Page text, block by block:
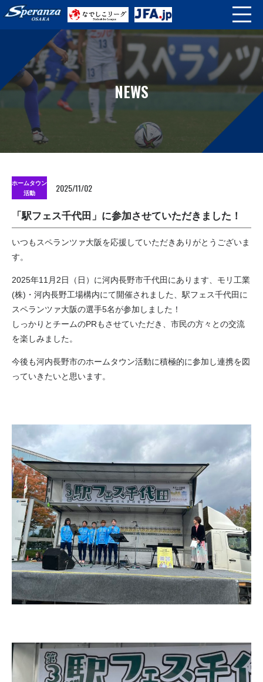
NEWS
ホームタウン
活動
2025/11/02
「駅フェス千代田」に参加させていただきました！
いつもスペランツァ大阪を応援していただきありがとうございま
す。
2025年11月2日（日）に河内長野市千代田にあります、モリ工業
(株)・河内長野工場構内にて開催されました、駅フェス千代田に
スペランツァ大阪の選手5名が参加しました！
しっかりとチームのPRもさせていただき、市民の方々との交流
を楽しみました。
今後も河内長野市のホームタウン活動に積極的に参加し連携を図
っていきたいと思います。